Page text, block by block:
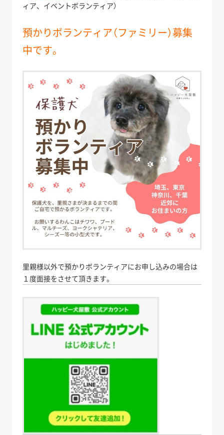
ィア、イベントボランティア）
預かりボランティア（ファミリー）募集
中です。
里親様以外で預かりボランティアにお申し込みの場合は
１度面接をさせて頂きます。